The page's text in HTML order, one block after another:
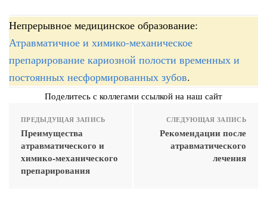
Непрерывное медицинское образование:
Атравматичное и химико-механическое
препарирование кариозной полости временных и
постоянных несформированных зубов.
Поделитесь с коллегами ссылкой на наш сайт
ПРЕДЫДУЩАЯ ЗАПИСЬ
Преимущества
атравматического и
химико-механического
препарирования
СЛЕДУЮЩАЯ ЗАПИСЬ
Рекомендации после
атравматического
лечения